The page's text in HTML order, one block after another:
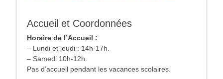
Accueil et Coordonnées
Horaire de l’Accueil :
– Lundi et jeudi : 14h-17h.
– Samedi 10h-12h.
Pas d’accueil pendant les vacances scolaires.